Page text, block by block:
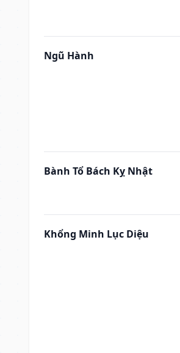
Ngũ Hành
Bành Tổ Bách Kỵ Nhật
Khổng Minh Lục Diệu